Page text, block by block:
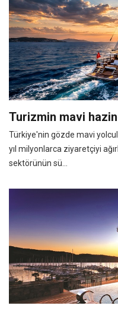
Turizmin mavi
Türkiye'nin gözde mavi
yıl milyonlarca ziyaretçiyi
sektörünün sü...